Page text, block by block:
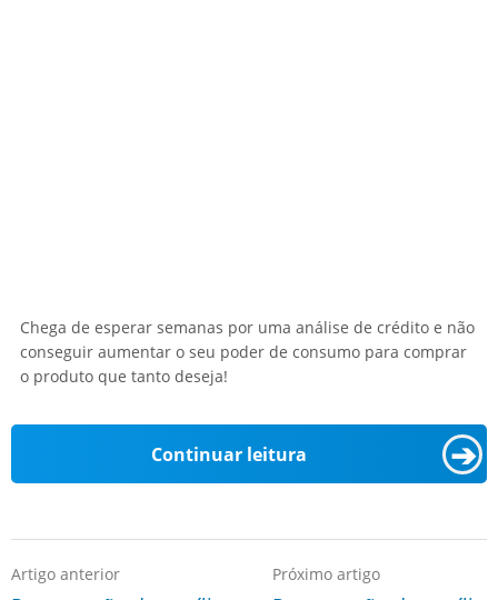
Chega de esperar semanas por uma análise de crédito e não
conseguir aumentar o seu poder de consumo para comprar
o produto que tanto deseja!
Continuar leitura ➔
Artigo anterior Próximo artigo